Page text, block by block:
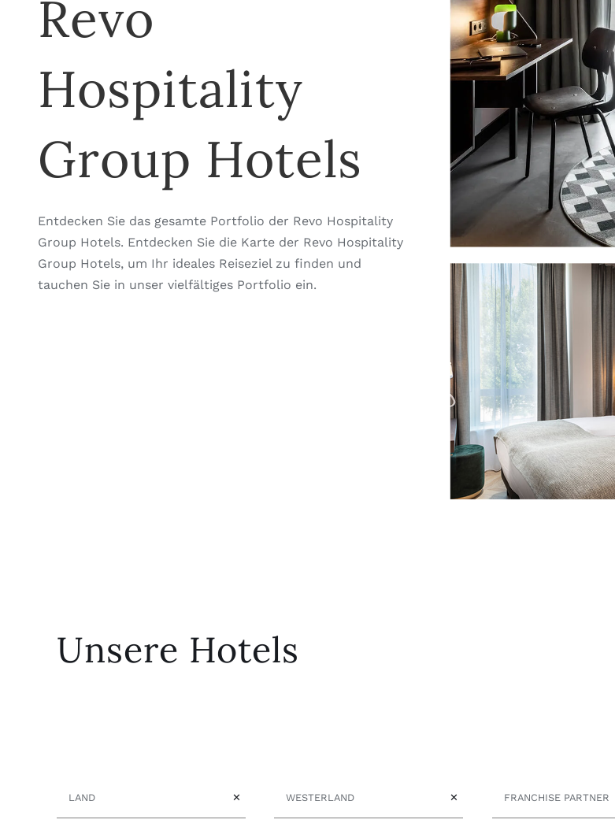
Revo
Hospitality
Group Hotels
Entdecken Sie das gesamte Portfolio der Revo Hospitality
Group Hotels. Entdecken Sie die Karte der Revo Hospitality
Group Hotels, um Ihr ideales Reiseziel zu finden und
tauchen Sie in unser vielfältiges Portfolio ein.
Unsere Hotels
✕ ✕